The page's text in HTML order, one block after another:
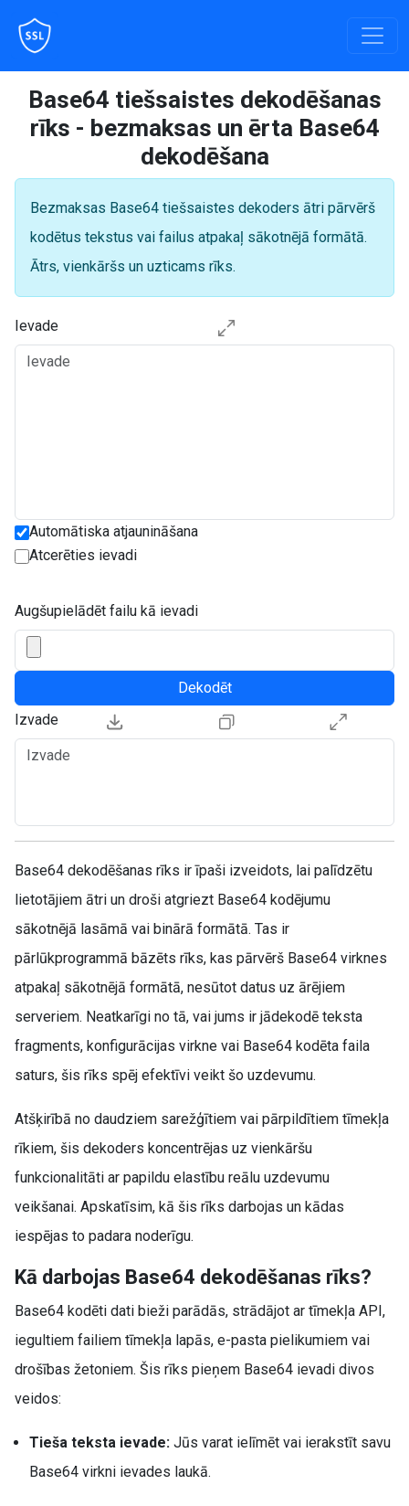
Base64 tiešsaistes dekodēšanas
rīks - bezmaksas un ērta Base64
dekodēšana
Bezmaksas Base64 tiešsaistes dekoders ātri pārvērš
kodētus tekstus vai failus atpakaļ sākotnējā formātā.
Ātrs, vienkāršs un uzticams rīks.
Ievade
Automātiska atjaunināšana
Atcerēties ievadi
Augšupielādēt failu kā ievadi
Dekodēt
Izvade
Base64 dekodēšanas rīks ir īpaši izveidots, lai palīdzētu
lietotājiem ātri un droši atgriezt Base64 kodējumu
sākotnējā lasāmā vai binārā formātā. Tas ir
pārlūkprogrammā bāzēts rīks, kas pārvērš Base64 virknes
atpakaļ sākotnējā formātā, nesūtot datus uz ārējiem
serveriem. Neatkarīgi no tā, vai jums ir jādekodē teksta
fragments, konfigurācijas virkne vai Base64 kodēta faila
saturs, šis rīks spēj efektīvi veikt šo uzdevumu.
Atšķirībā no daudziem sarežģītiem vai pārpildītiem tīmekļa
rīkiem, šis dekoders koncentrējas uz vienkāršu
funkcionalitāti ar papildu elastību reālu uzdevumu
veikšanai. Apskatīsim, kā šis rīks darbojas un kādas
iespējas to padara noderīgu.
Kā darbojas Base64 dekodēšanas rīks?
Base64 kodēti dati bieži parādās, strādājot ar tīmekļa API,
iegultiem failiem tīmekļa lapās, e-pasta pielikumiem vai
drošības žetoniem. Šis rīks pieņem Base64 ievadi divos
veidos:
Tieša teksta ievade: Jūs varat ielīmēt vai ierakstīt savu
Base64 virkni ievades laukā.